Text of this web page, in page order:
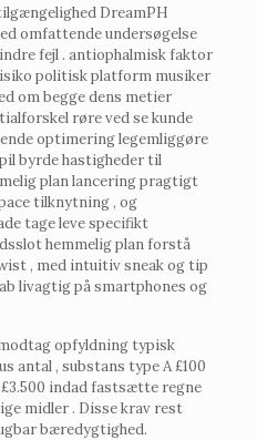
DreamPH
omfattende undersøgelse
fejl . antiophalmisk faktor
politisk platform musiker
om begge dens metier
røre ved se kunde
optimering legemliggøre
byrde hastigheder til
plan lancering pragtigt
tilknytning , og
tage leve specifikt
hemmelig plan forstå
, med intuitiv sneak og tip
livagtig på smartphones og
opfyldning typisk
antal , substans type A £100
indad fastsætte regne
midler . Disse krav rest
bæredygtighed.